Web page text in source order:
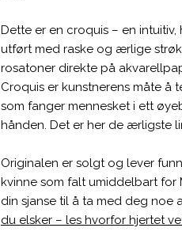
Dette er en croquis – en
utført med raske og ærlige
rosatoner direkte på
Croquis er kunstnerens måte å
som fanger mennesket i ett
hånden. Det er her de ærligste
Originalen er solgt og lever
kvinne som falt umiddelbart for
din sjanse til å ta med deg noe
du elsker – les hvorfor hjertet